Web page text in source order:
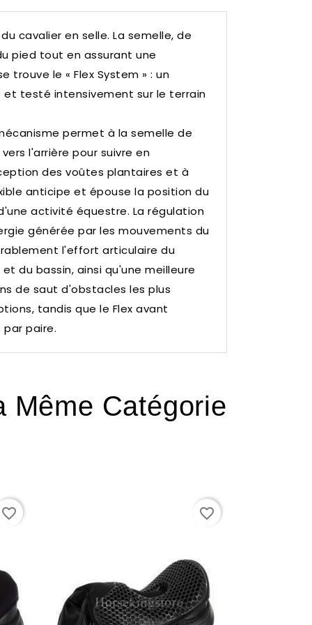
cavalier en selle. La semelle, de
pied tout en assurant une
trouve le « Flex System » : un
et testé intensivement sur le terrain
permet à la semelle de
l'arrière pour suivre en
des voûtes plantaires et à
anticipe et épouse la position du
activité équestre. La régulation
générée par les mouvements du
l'effort articulaire du
du bassin, ainsi qu'une meilleure
de saut d'obstacles les plus
tandis que le Flex avant
par paire.
Même Catégorie
favorite_border favorite_border